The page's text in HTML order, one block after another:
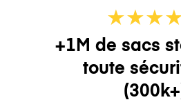
★★★
+1M de sacs
toute